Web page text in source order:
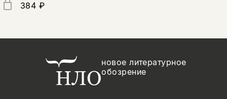
384 ₽
новое литературное
обозрение